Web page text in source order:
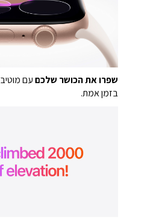
שפרו את הכושר שלכםעם
בזמן אמת.